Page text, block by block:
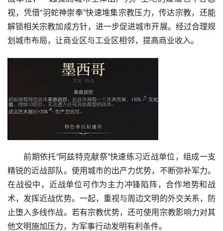
视，凭借“羽蛇神崇奉”快速堆集宗教压力，传达宗教，还能
解锁相关宗教加成方针，进一步促进城市开展。经过合理规
划城市布局，让商业区与工业区相邻，提高商业收入。
前期依托“阿兹特克献祭”快速练习近战单位，组成一支
精锐的近战部队。使用城市的出产力优势，不断弥补军力。
在战役中，近战单位可作为主力冲锋陷阵，合作地势和战
术，发挥近战优势。一起，重视与周边文明的外交关系，防
止堕入多线作战。若有宗教优势，还可使用宗教影响力对其
他文明施加压力，为军事行动发明有利条件。